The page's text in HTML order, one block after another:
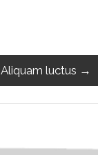
Aliquam luctus →